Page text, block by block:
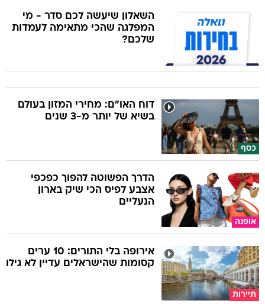
השאלון שיעשה לכם סדר - מי
המפלגה שהכי מתאימה לעמדות
שלכם?
כסף
דוח האו"ם: מחירי המזון בעולם
בשיא של יותר מ-3 שנים
אופנה
הדרך הפשוטה להפוך כפכפי
אצבע לפיס הכי שיק בארון
הנעליים
תיירות
אירופה בלי התורים: 10 ערים
קסומות שהישראלים עדיין לא גילו